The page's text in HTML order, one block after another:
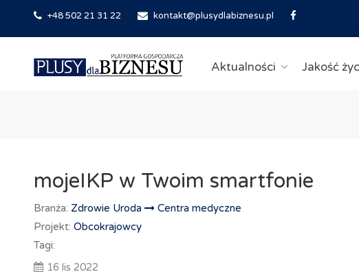
+48 502 21 31 22 kontakt@plusydlabiznesu.pl
Aktualności Jakość
mojeIKP w Twoim smartfonie
Branża: Zdrowie Uroda
Centra medyczne
Projekt: Obcokrajowcy
Tagi:
16 lis 2022